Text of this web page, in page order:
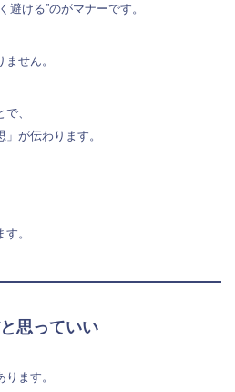
避ける”のがマナーです。
せん。
、
が伝わります。
。
思っていい
ます。